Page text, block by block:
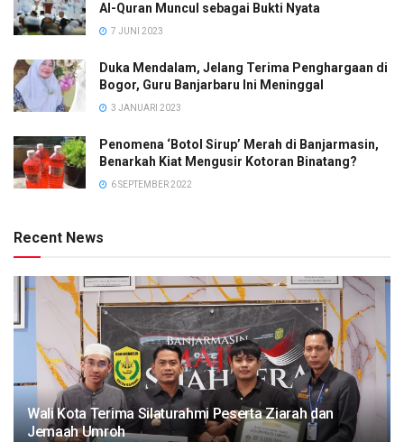
Al-Quran Muncul sebagai Bukti Nyata
7 JUNI 2023
Duka Mendalam, Jelang Terima Penghargaan di
Bogor, Guru Banjarbaru Ini Meninggal
3 JANUARI 2023
Penomena ‘Botol Sirup’ Merah di Banjarmasin,
Benarkah Kiat Mengusir Kotoran Binatang?
6 SEPTEMBER 2022
Recent News
Wali Kota Terima Silaturahmi Peserta Ziarah dan
Jemaah Umroh